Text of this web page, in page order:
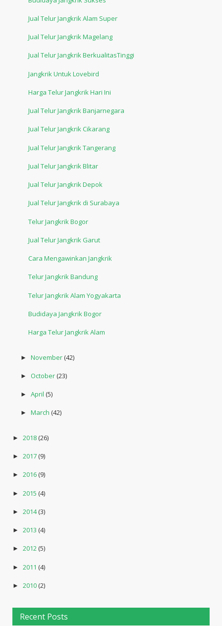
Jual Telur Jangkrik Alam Super
Jual Telur Jangkrik Magelang
Jual Telur Jangkrik BerkualitasTinggi
Jangkrik Untuk Lovebird
Harga Telur Jangkrik Hari Ini
Jual Telur Jangkrik Banjarnegara
Jual Telur Jangkrik Cikarang
Jual Telur Jangkrik Tangerang
Jual Telur Jangkrik Blitar
Jual Telur Jangkrik Depok
Jual Telur Jangkrik di Surabaya
Telur Jangkrik Bogor
Jual Telur Jangkrik Garut
Cara Mengawinkan Jangkrik
Telur Jangkrik Bandung
Telur Jangkrik Alam Yogyakarta
Budidaya Jangkrik Bogor
Harga Telur Jangkrik Alam
► November(42)
► October(23)
► April (5)
► March (42)
► 2018(26)
► 2017(9)
► 2016(9)
► 2015 (4)
► 2014(3)
► 2013 (4)
► 2012(5)
► 2011 (4)
► 2010(2)
Recent Posts